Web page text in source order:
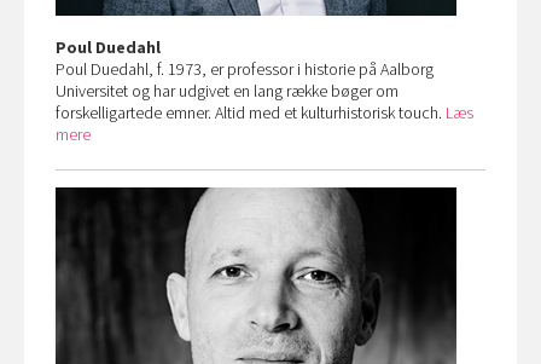
Poul Duedahl
Poul Duedahl, f. 1973, er professor i historie på Aalborg
Universitet og har udgivet en lang række bøger om
forskelligartede emner. Altid med et kulturhistorisk touch. Læs
mere